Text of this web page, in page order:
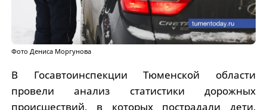
Фото Дениса Моргунова
В Госавтоинспекции Тюменской области
провели анализ статистики дорожных
происшествий, в которых пострадали дети,